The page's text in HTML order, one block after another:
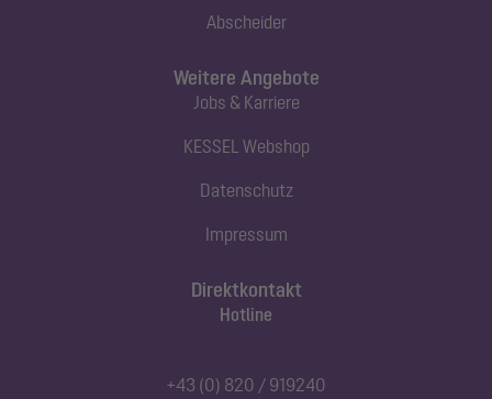
Abscheider
Direktkontakt
Hotline
+43 (0) 820 / 919240
Weitere Angebote
Jobs & Karriere
KESSEL Webshop
Datenschutz
Impressum